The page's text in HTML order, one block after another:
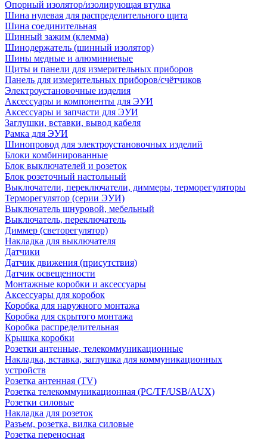
Опорный изолятор/изолирующая втулка
Шина нулевая для распределительного щита
Шина соединительная
Шинный зажим (клемма)
Шинодержатель (шинный изолятор)
Шины медные и алюминиевые
Щиты и панели для измерительных приборов
Панель для измерительных приборов/счётчиков
Электроустановочные изделия
Аксессуары и компоненты для ЭУИ
Аксессуары и запчасти для ЭУИ
Заглушки, вставки, вывод кабеля
Рамка для ЭУИ
Шинопровод для электроустановочных изделий
Блоки комбинированные
Блок выключателей и розеток
Блок розеточный настольный
Выключатели, переключатели, диммеры, терморегуляторы
Терморегулятор (серии ЭУИ)
Выключатель шнуровой, мебельный
Выключатель, переключатель
Диммер (светорегулятор)
Накладка для выключателя
Датчики
Датчик движения (присутствия)
Датчик освещенности
Монтажные коробки и аксессуары
Аксессуары для коробок
Коробка для наружного монтажа
Коробка для скрытого монтажа
Коробка распределительная
Крышка коробки
Розетки антенные, телекоммуникационные
Накладка, вставка, заглушка для коммуникационных
устройств
Розетка антенная (TV)
Розетка телекоммуникационная (PC/TF/USB/AUX)
Розетки силовые
Накладка для розеток
Разъем, розетка, вилка силовые
Розетка переносная